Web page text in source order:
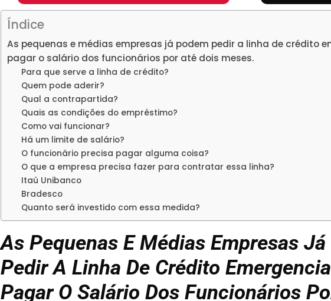
Índice
As pequenas e médias empresas já podem pedir a linha de crédito
pagar o salário dos funcionários por até dois meses.
Para que serve a linha de crédito?
Quem pode aderir?
Qual a contrapartida?
Quais as condições do empréstimo?
Como vai funcionar?
Há um limite de salário?
O funcionário precisa pagar alguma coisa?
O que a empresa precisa fazer para contratar essa linha?
Itaú Unibanco
Bradesco
Quanto será investido com essa medida?
As Pequenas E Médias Empresas
Pedir A Linha De Crédito
Pagar O Salário Dos Funcionários